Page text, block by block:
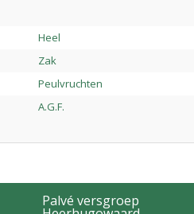
Heel
Zak
Peulvruchten
A.G.F.
Palvé versgroep